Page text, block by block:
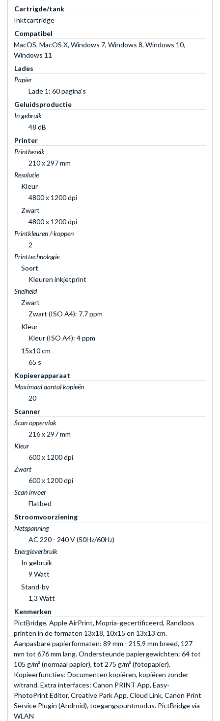
Cartrigde/tank
Inktcartridge
Compatibel
MacOS, MacOS X, Windows 7, Windows 8, Windows 10,
Windows 11
Lades
Papier
Lade 1: 60 pagina's
Geluidsproductie
In gebruik
48 dB
Printer
Printbereik
210 x 297 mm
Resolutie
Kleur
4800 x 1200 dpi
Zwart
4800 x 1200 dpi
Printkleuren /-koppen
2
Printtechnologie
Soort
Kleuren inkjetprint
Snelheid
Zwart
Zwart (ISO A4): 7,7 ppm
Kleur
Kleur (ISO A4): 4 ppm
15x10 cm
65 s
Kopieerapparaat
Maximaal aantal kopieën
20
Scanner
Scan oppervlak
216 x 297 mm
Kleur
600 x 1200 dpi
Zwart
600 x 1200 dpi
Scan invoer
Flatbed
Stroomvoorziening
Netspanning
AC 220 - 240 V (50Hz/60Hz)
Energieverbruik
In gebruik
9 Watt
Stand-by
1,3 Watt
Kenmerken
PictBridge, Apple AirPrint, Mopria-gecertificeerd, Randloos
printen in de formaten 13x18, 10x15 en 13x13 cm.
Aanpasbare papierformaten: 89 mm - 215,9 mm breed, 127
mm tot 676 mm lang. Ondersteunde papiergewichten: 64 tot
105 g/m² (normaal papier), tot 275 g/m² (fotopapier).
Kopieerfuncties: Documenten kopiëren, kopiëren zonder
witrand. Extra interfaces: Canon PRINT App, Easy-
PhotoPrint Editor, Creative Park App, Cloud Link, Canon Print
Service Plugin (Android), toegangspuntmodus. PictBridge via
WLAN